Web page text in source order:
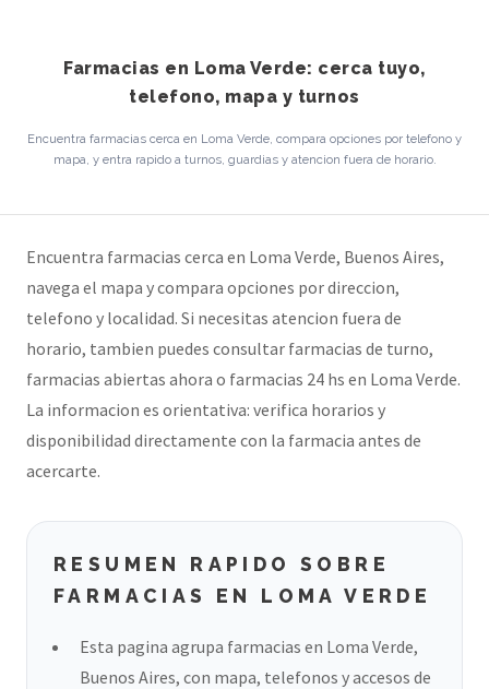
Farmacias en Loma Verde: cerca tuyo,
telefono, mapa y turnos
Encuentra farmacias cerca en Loma Verde, compara opciones por telefono y
mapa, y entra rapido a turnos, guardias y atencion fuera de horario.
Encuentra farmacias cerca en Loma Verde, Buenos Aires,
navega el mapa y compara opciones por direccion,
telefono y localidad. Si necesitas atencion fuera de
horario, tambien puedes consultar farmacias de turno,
farmacias abiertas ahora o farmacias 24 hs en Loma Verde.
La informacion es orientativa: verifica horarios y
disponibilidad directamente con la farmacia antes de
acercarte.
RESUMEN RAPIDO SOBRE
FARMACIAS EN LOMA VERDE
Esta pagina agrupa farmacias en Loma Verde,
Buenos Aires, con mapa, telefonos y accesos de